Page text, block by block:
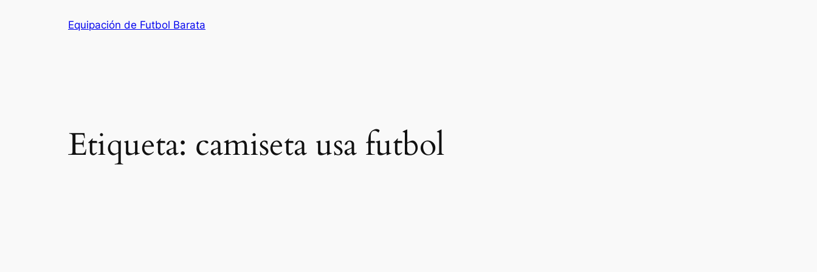
Equipación de Futbol Barata
Etiqueta: camiseta usa futbol